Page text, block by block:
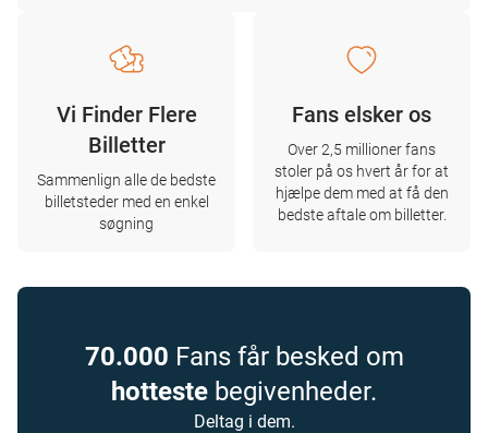
Vi Finder Flere
Billetter
Sammenlign alle de bedste
billetsteder med en enkel
søgning
Fans elsker os
Over 2,5 millioner fans
stoler på os hvert år for at
hjælpe dem med at få den
bedste aftale om billetter.
70.000 Fans får besked om
hotteste begivenheder.
Deltag i dem.